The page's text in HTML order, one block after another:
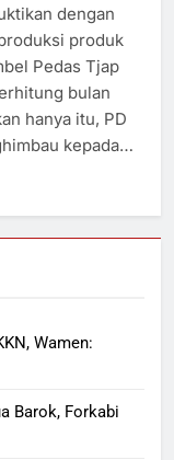
dengan
produk
Pedas Tjap
bulan
hanya itu, PD
kepada…
Wamen:
Barok, Forkabi